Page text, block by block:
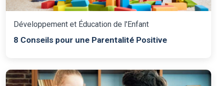
Développement et Éducation de l'Enfant
8 Conseils pour une Parentalité Positive